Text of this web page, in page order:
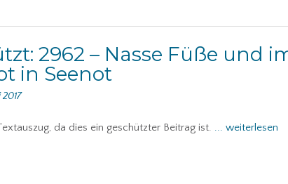
2962 – Nasse Füße und
in Seenot
2017
da dies ein geschützter Beitrag ist. ... weiterlesen